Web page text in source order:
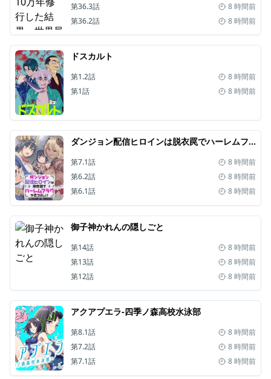
第36.3話
8 時間前
第36.2話
8 時間前
ドスカルト
第1.2話
8 時間前
第1話
8 時間前
ダンジョン配信ヒロインは脱衣罠でハーレムフラグが立つらしい
第7.1話
8 時間前
第6.2話
8 時間前
第6.1話
8 時間前
御子神かれんの隠しごと
第14話
8 時間前
第13話
8 時間前
第12話
8 時間前
アクアプエラ-四季ノ森高校水泳部
第8.1話
8 時間前
第7.2話
8 時間前
第7.1話
8 時間前